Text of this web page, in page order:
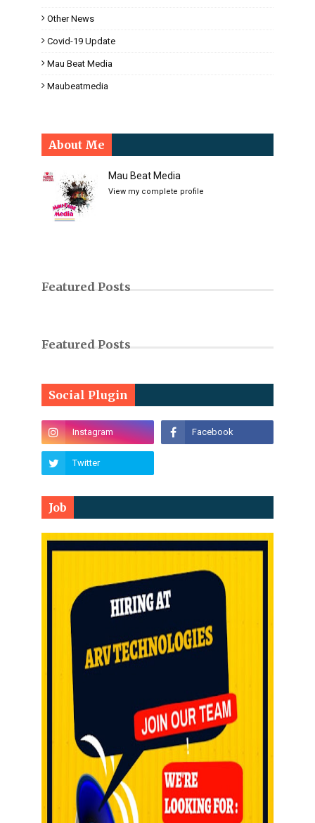
Other News
Covid-19 Update
Mau Beat Media
Maubeatmedia
About Me
Mau Beat Media
View my complete profile
Featured Posts
Featured Posts
Social Plugin
Job